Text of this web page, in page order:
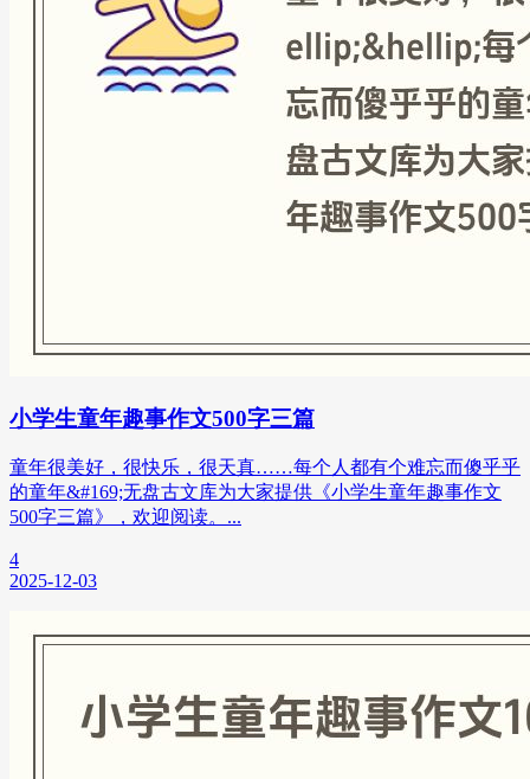
小学生童年趣事作文500字三篇
童年很美好，很快乐，很天真……每个人都有个难忘而傻乎乎
的童年&#169;无盘古文库为大家提供《小学生童年趣事作文
500字三篇》，欢迎阅读。...
4
2025-12-03